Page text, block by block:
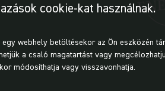
cookie-kat használnak.
webhely betöltésekor az Ön eszközén
a csaló magatartást vagy
módosíthatja vagy visszavonhatja.